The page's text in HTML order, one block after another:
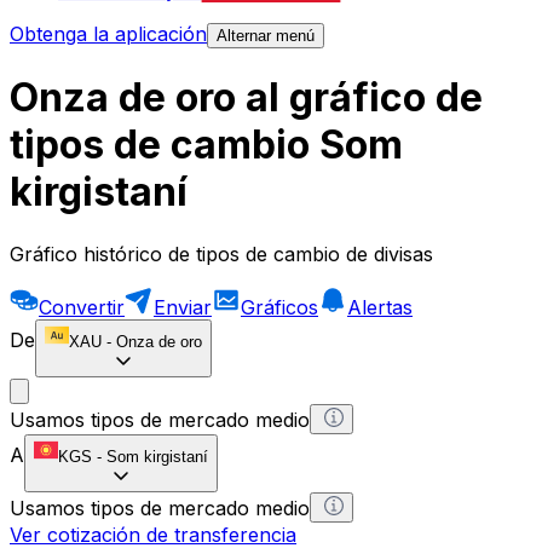
Obtenga la aplicación Alternar menú
Onza de oro al gráfico de
tipos de cambio Som
kirgistaní
Gráfico histórico de tipos de cambio de divisas
Convertir Enviar Gráficos
Alertas
De
XAU - Onza de oro
Usamos tipos de mercado medio
A
KGS - Som kirgistaní
Usamos tipos de mercado medio
Ver cotización de transferencia